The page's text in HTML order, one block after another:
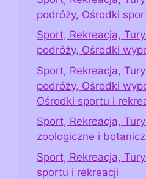
podróży, Ośrodki
Sport, Rekreacja,
podróży, Ośrodki
Sport, Rekreacja,
podróży, Ośrodki
Ośrodki sportu i
Sport, Rekreacja,
zoologiczne i
Sport, Rekreacja,
sportu i rekreacji